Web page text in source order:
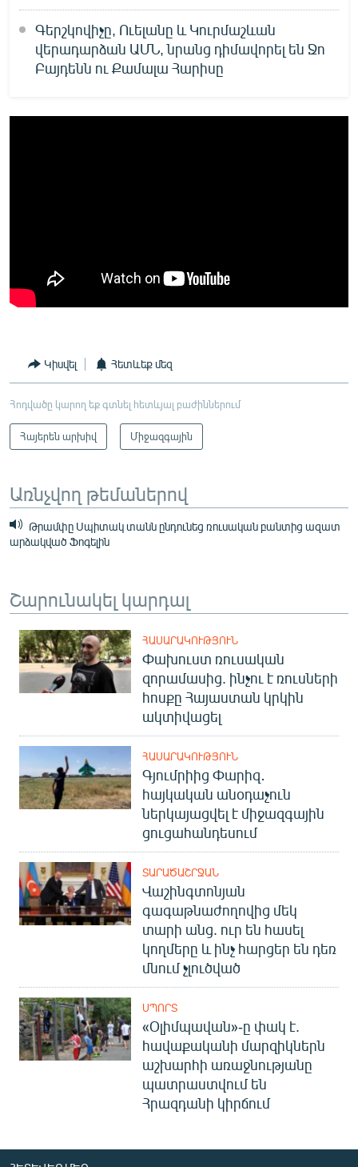
Գերշկովիչը, Ուելանը և Կուրմաշևան
վերադարձան ԱՄՆ, նրանց դիմավորել են Ջո
Բայդենն ու Քամալա Հարիսը
Կիսվել Հետևեք մեզ
Հոդվածը կարող եք գտնել հետևյալ բաժիններում
Հայերեն արխիվ Միջազգային
Առնչվող թեմաներով
Թրամփը Սպիտակ տանն ընդունեց ռուսական բանտից ազատ
արձակված Ֆոգելին
Շարունակել կարդալ
ՀԱՍԱՐԱԿՈՒԹՅՈՒՆ
Փախուստ ռուսական
զորամասից. ինչու է ռուսների
հոսքը Հայաստան կրկին
ակտիվացել
ՀԱՍԱՐԱԿՈՒԹՅՈՒՆ
Գյումրիից Փարիզ․
հայկական անօդաչուն
ներկայացվել է միջազգային
ցուցահանդեսում
ՏԱՐԱԾԱՇՐՋԱՆ
Վաշինգտոնյան
գագաթնաժողովից մեկ
տարի անց. ուր են հասել
կողմերը և ինչ հարցեր են դեռ
մնում չլուծված
ՍՊՈՐՏ
«Օլիմպավան»-ը փակ է.
հավաքականի մարզիկներն
աշխարհի առաջնությանը
պատրաստվում են
Հրազդանի կիրճում